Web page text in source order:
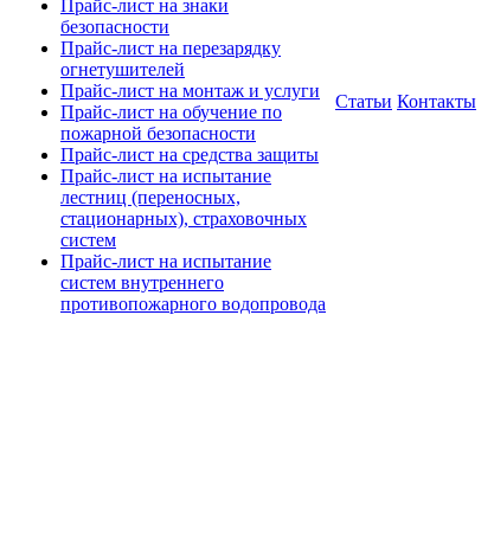
Прайс-лист на знаки
безопасности
Прайс-лист на перезарядку
огнетушителей
Прайс-лист на монтаж и услуги
Прайс-лист на обучение по
пожарной безопасности
Прайс-лист на средства защиты
Прайс-лист на испытание
лестниц (переносных,
стационарных), страховочных
систем
Прайс-лист на испытание
систем внутреннего
противопожарного водопровода
Статьи Контакты